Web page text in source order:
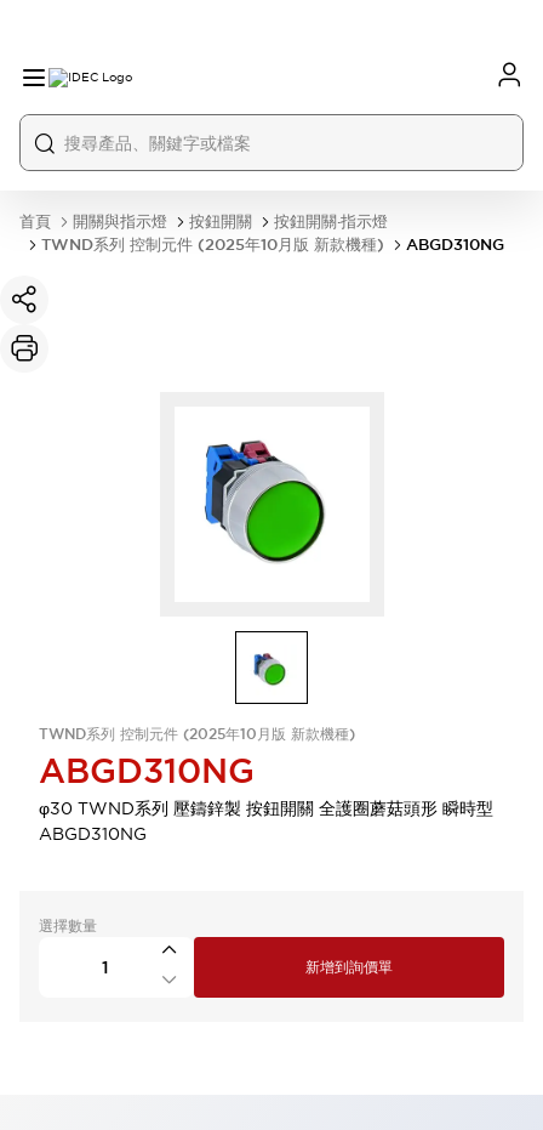
首頁 開關與指示燈 按鈕開關
按鈕開關·指示燈
TWND系列 控制元件 (2025年10月版 新款機種)
ABGD310NG
TWND系列 控制元件 (2025年10月版 新款機種)
ABGD310NG
φ30 TWND系列 壓鑄鋅製 按鈕開關 全護圈蘑菇頭形 瞬時型
ABGD310NG
選擇數量
新增到詢價單